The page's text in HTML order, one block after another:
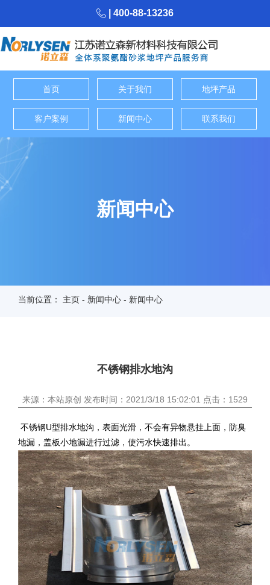
| 400-88-13236
首页 关于我们 地坪产品
客户案例 新闻中心 联系我们
新闻中心
当前位置： 主页 - 新闻中心 - 新闻中心
不锈钢排水地沟
来源：本站原创 发布时间：2021/3/18 15:02:01 点击：1529
不锈钢U型排水地沟，表面光滑，不会有异物悬挂上面，防臭
地漏，盖板小地漏进行过滤，使污水快速排出。